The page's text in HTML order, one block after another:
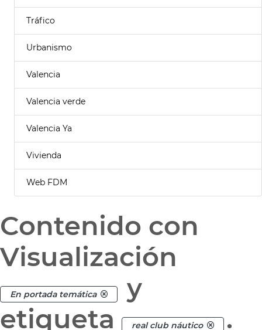
Tráfico
Urbanismo
Valencia
Valencia verde
Valencia Ya
Vivienda
Web FDM
Contenido con
Visualización
En portada temática
y
etiqueta
real club náutico .